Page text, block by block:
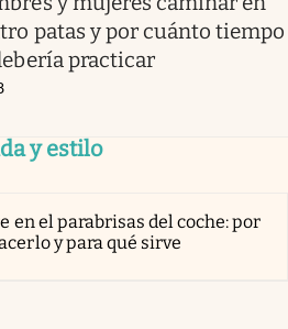
patas y por cuánto tiempo
practicar
y estilo
en el parabrisas del coche: por
y para qué sirve